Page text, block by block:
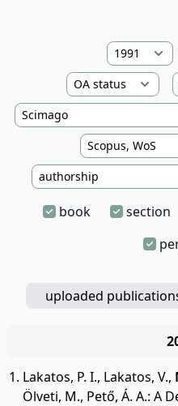
book section
uploaded
Lakatos, P. I., Lakatos, V.,
Ölveti, M., Pető, Á. A.: A